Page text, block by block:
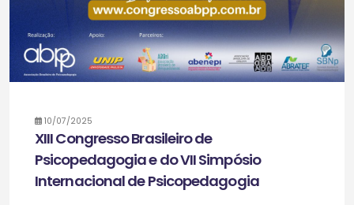
10/07/2025
XIII Congresso Brasileiro de
Psicopedagogia e do VII Simpósio
Internacional de Psicopedagogia